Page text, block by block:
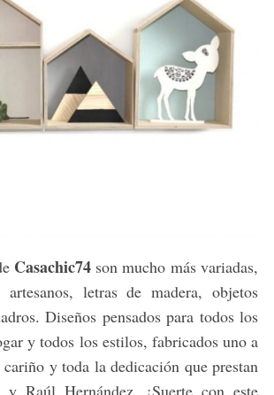
Casachic74son mucho más variadas,
letras de madera, objetos
Diseños pensados para todos los
y todos los estilos, fabricados uno a
y toda la dedicación que prestan